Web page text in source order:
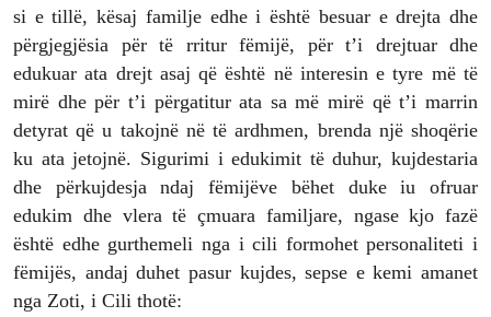
si e tillë, kësaj familje edhe i është besuar e drejta dhe
përgjegjësia për të rritur fëmijë, për t’i drejtuar dhe
edukuar ata drejt asaj që është në interesin e tyre më të
mirë dhe për t’i përgatitur ata sa më mirë që t’i marrin
detyrat që u takojnë në të ardhmen, brenda një shoqërie
ku ata jetojnë. Sigurimi i edukimit të duhur, kujdestaria
dhe përkujdesja ndaj fëmijëve bëhet duke iu ofruar
edukim dhe vlera të çmuara familjare, ngase kjo fazë
është edhe gurthemeli nga i cili formohet personaliteti i
fëmijës, andaj duhet pasur kujdes, sepse e kemi amanet
nga Zoti, i Cili thotë: